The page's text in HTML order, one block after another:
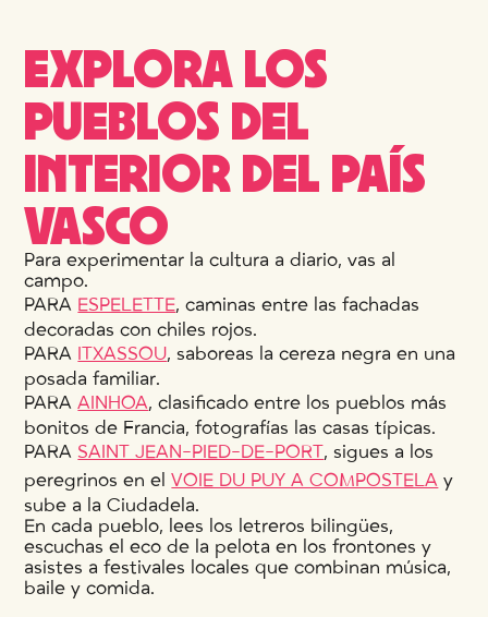
EXPLORA LOS
PUEBLOS DEL
INTERIOR DEL PAÍS
VASCO
Para experimentar la cultura a diario, vas al
campo.
PARA ESPELETTE, caminas entre las fachadas
decoradas con chiles rojos.
PARA ITXASSOU, saboreas la cereza negra en una
posada familiar.
PARAAINHOA, clasificado entre los pueblos más
bonitos de Francia, fotografías las casas típicas.
PARA SAINT JEAN-PIED-DE-PORT, sigues a los
peregrinos en elVOIE DU PUY A COMPOSTELA y
sube a la Ciudadela.
En cada pueblo, lees los letreros bilingües,
escuchas el eco de la pelota en los frontones y
asistes a festivales locales que combinan música,
baile y comida.